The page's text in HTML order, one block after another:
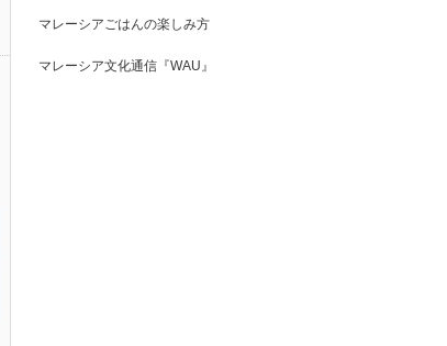
マレーシアごはんの楽しみ方
マレーシア文化通信『WAU』